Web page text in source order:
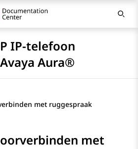
IP-telefoon
Aura®
met ruggespraak
met